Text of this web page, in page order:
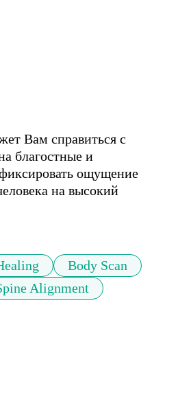
Вам справиться с
благостные и
ощущение
на высокий
Body Scan
Alignment